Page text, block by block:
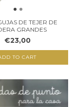
DE TEJER DE
GRANDES
€23,00
TO CART